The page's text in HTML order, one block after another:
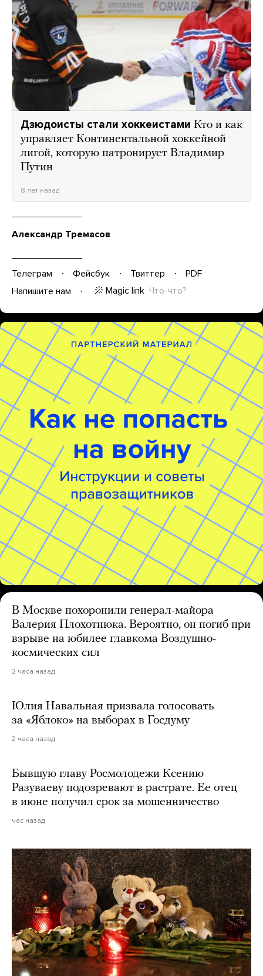
Дзюдоисты стали хоккеистами Кто и как
управляет Континентальной хоккейной
лигой, которую патронирует Владимир
Путин
8 лет назад
Александр Тремасов
Телеграм Фейсбук Твиттер
PDF
Напишите нам
Magic link Что-что?
В Москве похоронили генерал-майора
Валерия Плохотнюка. Вероятно, он погиб при
взрыве на юбилее главкома Воздушно-
космических сил
2 часа назад
Юлия Навальная призвала голосовать
за «Яблоко» на выборах в Госдуму
2 часа назад
Бывшую главу Росмолодежи Ксению
Разуваеву подозревают в растрате. Ее отец
в июне получил срок за мошенничество
час назад